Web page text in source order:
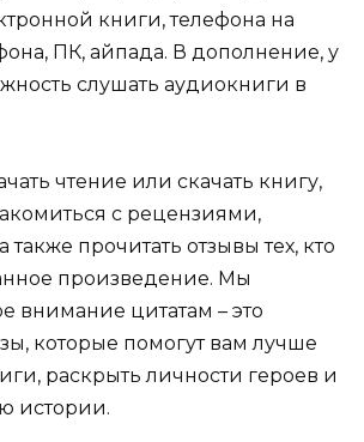
книги, телефона на
ПК, айпада. В дополнение, у
слушать аудиокниги в
чтение или скачать книгу,
с рецензиями,
прочитать отзывы тех, кто
произведение. Мы
внимание цитатам – это
которые помогут вам лучше
раскрыть личности героев и
истории.